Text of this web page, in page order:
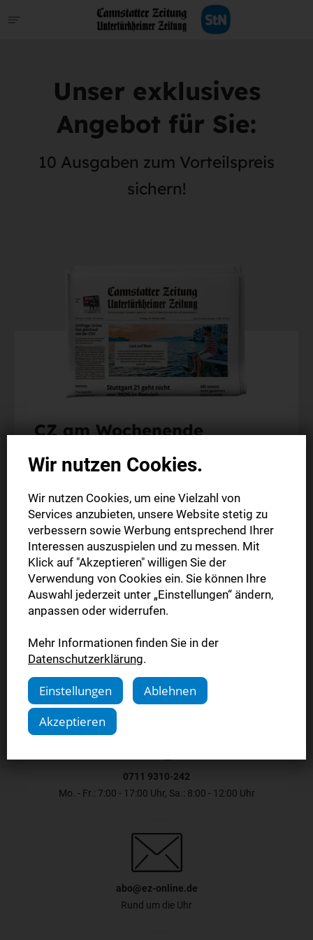
Unser exklusives
Angebot für Sie:
10 Ausgaben zum Vorteilspreis
sichern!
CZ am Wochenende
Am Wochenende (Fr. + Sa.) die gedruckte Ausgabe
Alles Wichtige aus Ihrer Region
Exklusiver Vorteilspreis
5 Wochen
15,00 €
0711 9310-242
Mo. - Fr.: 7:00 - 17:00 Uhr, Sa.: 8:00 - 12:00 Uhr
abo@ez-online.de
Rund um die Uhr
Wir nutzen Cookies.
Wir nutzen Cookies, um eine Vielzahl von
Services anzubieten, unsere Website stetig zu
verbessern sowie Werbung entsprechend Ihrer
Interessen auszuspielen und zu messen. Mit
Klick auf "Akzeptieren" willigen Sie der
Verwendung von Cookies ein. Sie können Ihre
Auswahl jederzeit unter „Einstellungen“ ändern,
anpassen oder widerrufen.
Mehr Informationen finden Sie in der
Datenschutzerklärung.
Einstellungen
Ablehnen
Akzeptieren